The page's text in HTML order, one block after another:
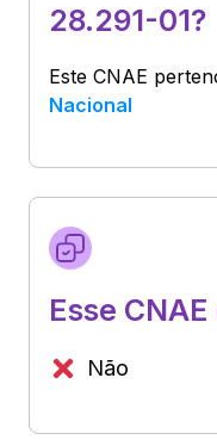
28.291-01?
Este CNAE
Nacional
Esse
Não